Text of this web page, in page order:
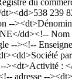
239
--
dd><!-- Nom
--><!--
><dt>Activité :
adresse --